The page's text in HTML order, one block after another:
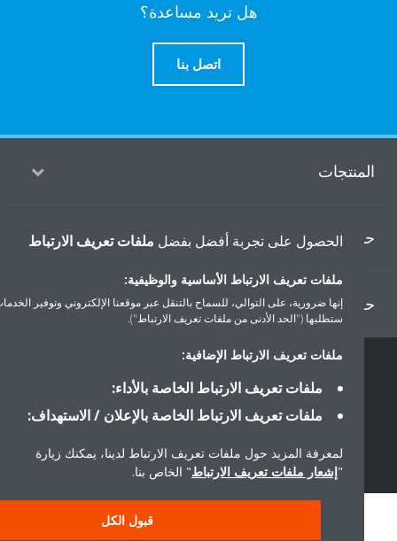
هل تريد مساعدة؟
اتصل بنا
دايكن
أخلاقيات الشركة
الحصول على تجربة أفضل بفضلملفات تعريف الارتباط
ملفات تعريف الارتباط الأساسية والوظيفية:
إنها ضرورية، على التوالي، للسماح بالتنقل عبر موقعنا الإلكتروني وتوفير الخدمات التي
ستطلبها ("الحد الأدنى من ملفات تعريف الارتباط").
ملفات تعريف الارتباط الإضافية:
ملفات تعريف الارتباط الخاصة بالأداء:
ملفات تعريف الارتباط الخاصة بالإعلان / الاستهداف:
لمعرفة المزيد حول ملفات تعريف الارتباط لدينا، يمكنك زيارة
إشعار ملفات تعريف الارتباط" الخاص بنا.
قبول الكل